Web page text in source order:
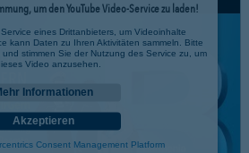
um den YouTube Video-Service zu laden!
eines Drittanbieters, um Videoinhalte
kann Daten zu Ihren Aktivitäten sammeln. Bitte
stimmen Sie der Nutzung des Service zu, um
Video anzusehen.
Informationen
Akzeptieren
Consent Management Platform